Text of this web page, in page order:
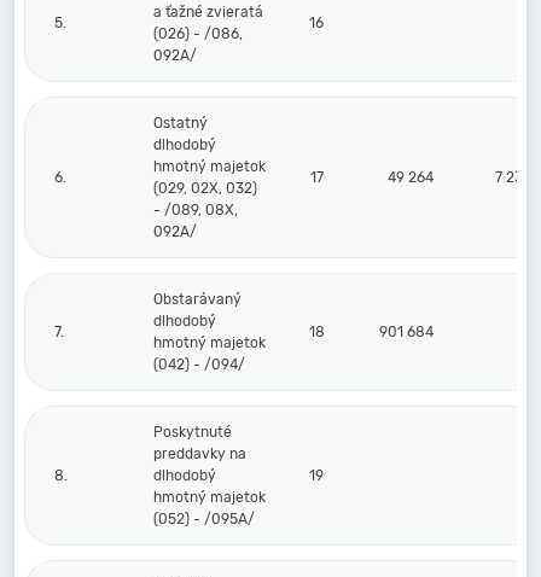
5.
a ťažné zvieratá
(026) - /086,
092A/
16
6.
Ostatný
dlhodobý
hmotný majetok
(029, 02X, 032)
- /089, 08X,
092A/
17 49 264 7 236
7.
Obstarávaný
dlhodobý
hmotný majetok
(042) - /094/
18 901 684
8.
Poskytnuté
preddavky na
dlhodobý
hmotný majetok
(052) - /095A/
19